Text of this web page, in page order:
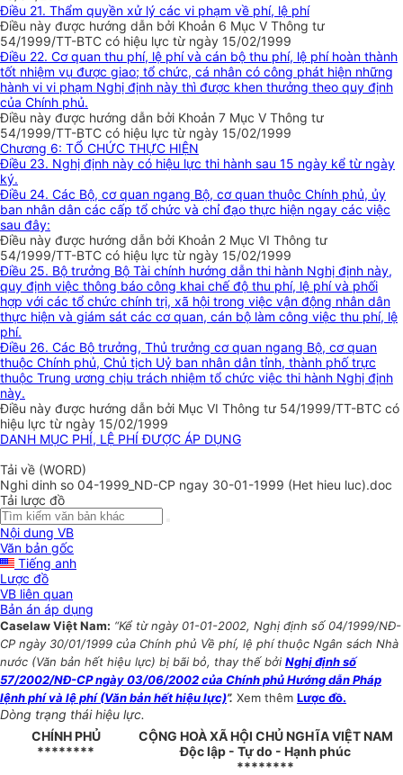
Điều 21. Thẩm quyền xử lý các vi phạm về phí, lệ phí
Điều này được hướng dẫn bởi Khoản 6 Mục V Thông tư
54/1999/TT-BTC có hiệu lực từ ngày 15/02/1999
Điều 22. Cơ quan thu phí, lệ phí và cán bộ thu phí, lệ phí hoàn thành
tốt nhiệm vụ được giao; tổ chức, cá nhân có công phát hiện những
hành vi vi phạm Nghị định này thì được khen thưởng theo quy định
của Chính phủ.
Điều này được hướng dẫn bởi Khoản 7 Mục V Thông tư
54/1999/TT-BTC có hiệu lực từ ngày 15/02/1999
Chương 6: TỔ CHỨC THỰC HIỆN
Điều 23. Nghị định này có hiệu lực thi hành sau 15 ngày kể từ ngày
ký.
Điều 24. Các Bộ, cơ quan ngang Bộ, cơ quan thuộc Chính phủ, ủy
ban nhân dân các cấp tổ chức và chỉ đạo thực hiện ngay các việc
sau đây:
Điều này được hướng dẫn bởi Khoản 2 Mục VI Thông tư
54/1999/TT-BTC có hiệu lực từ ngày 15/02/1999
Điều 25. Bộ trưởng Bộ Tài chính hướng dẫn thi hành Nghị định này,
quy định việc thông báo công khai chế độ thu phí, lệ phí và phối
hợp với các tổ chức chính trị, xã hội trong việc vận động nhân dân
thực hiện và giám sát các cơ quan, cán bộ làm công việc thu phí, lệ
phí.
Điều 26. Các Bộ trưởng, Thủ trưởng cơ quan ngang Bộ, cơ quan
thuộc Chính phủ, Chủ tịch Uỷ ban nhân dân tỉnh, thành phố trực
thuộc Trung ương chịu trách nhiệm tổ chức việc thi hành Nghị định
này.
Điều này được hướng dẫn bởi Mục VI Thông tư 54/1999/TT-BTC có
hiệu lực từ ngày 15/02/1999
DANH MỤC PHÍ, LỆ PHÍ ĐƯỢC ÁP DỤNG
Tải về (WORD)
Nghi dinh so 04-1999_ND-CP ngay 30-01-1999 (Het hieu luc).doc
Tải lược đồ
Nội dung VB
Văn bản gốc
Tiếng anh
Lược đồ
VB liên quan
Bản án áp dụng
Caselaw Việt Nam: “Kể từ ngày 01-01-2002, Nghị định số 04/1999/NĐ-
CP ngày 30/01/1999 của Chính phủ Về phí, lệ phí thuộc Ngân sách Nhà
nước (Văn bản hết hiệu lực) bị bãi bỏ, thay thế bởi Nghị định số
57/2002/NĐ-CP ngày 03/06/2002 của Chính phủ Hướng dẫn Pháp
lệnh phí và lệ phí (Văn bản hết hiệu lực)”. Xem thêm Lược đồ.
Dòng trạng thái hiệu lực.
CHÍNH PHỦ
********
CỘNG HOÀ XÃ HỘI CHỦ NGHĨA VIỆT NAM
Độc lập - Tự do - Hạnh phúc
********